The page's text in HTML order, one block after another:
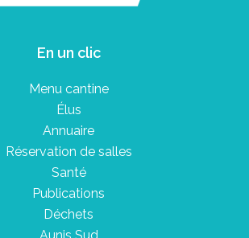
En un clic
Menu cantine
Élus
Annuaire
Réservation de salles
Santé
Publications
Déchets
Aunis Sud